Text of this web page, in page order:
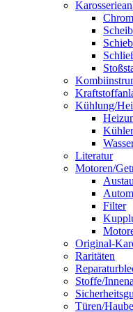
Kühlung/
Kühler
Literatur
Motoren/
Filter
Original-
Raritäten
Stoffe/
Türen/